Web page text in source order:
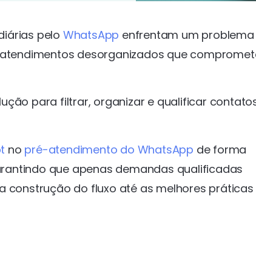
pelo WhatsApp enfrentam um problema
desorganizados que
para filtrar, organizar e qualificar
no pré-atendimento do WhatsApp de forma
que apenas demandas qualificadas
construção do fluxo até as melhores práticas